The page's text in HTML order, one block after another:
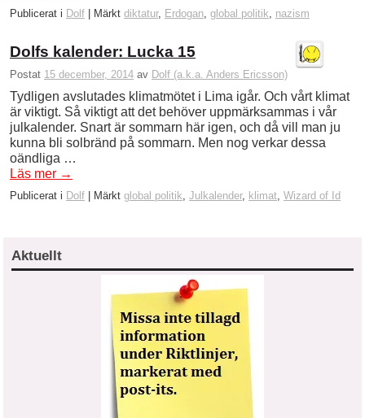
Publicerat i Dolf Märkt diktatur, Erdogan, global politik, nazism
Dolfs kalender: Lucka 15
Postat 15 december, 2014 av Dolf (a.k.a. Anders Ericsson)
Tydligen avslutades klimatmötet i Lima igår. Och vårt klimat
är viktigt. Så viktigt att det behöver uppmärksammas i vår
julkalender. Snart är sommarn här igen, och då vill man ju
kunna bli solbränd på sommarn. Men nog verkar dessa
oändliga …
Läs mer →
Publicerat i Dolf Märkt global politik Julkalender, klimat Wizard of Id
Aktuellt